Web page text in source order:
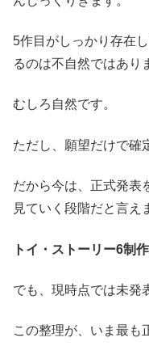
5作目がしっかり存在
るのは不自然ではあり
むしろ自然です。
ただし、願望だけで確
だから今は、正式発表
見ていく段階だと言え
トイ・ストーリー6制
でも、現時点では未発
この整理が、いま最も